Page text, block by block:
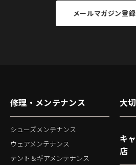
メールマガジン登録
修理・メンテナンス
シューズメンテナンス
ウェアメンテナンス
テント＆ギアメンテナンス
大
キ
店